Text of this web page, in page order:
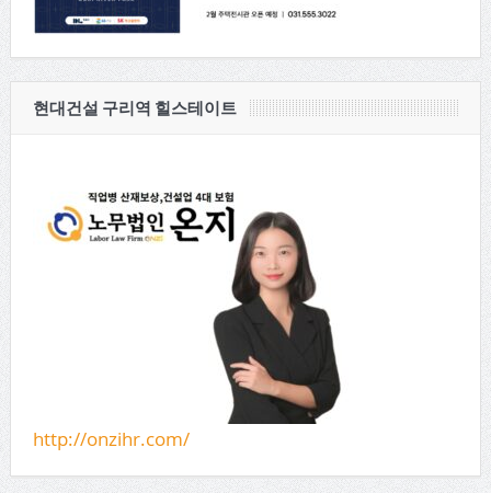
현대건설 구리역 힐스테이트
http://onzihr.com/